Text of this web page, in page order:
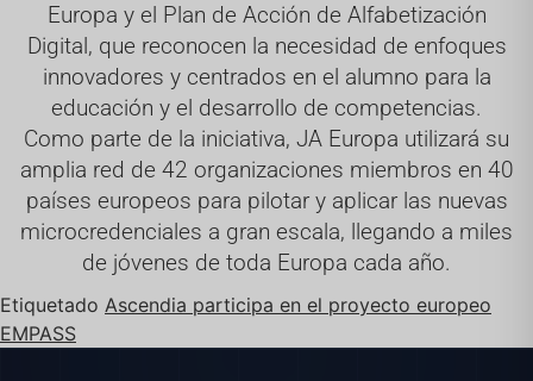
Europa y el Plan de Acción de Alfabetización
Digital, que reconocen la necesidad de enfoques
innovadores y centrados en el alumno para la
educación y el desarrollo de competencias.
Como parte de la iniciativa, JA Europa utilizará su
amplia red de 42 organizaciones miembros en 40
países europeos para pilotar y aplicar las nuevas
microcredenciales a gran escala, llegando a miles
de jóvenes de toda Europa cada año.
Etiquetado Ascendia participa en el proyecto europeo
EMPASS